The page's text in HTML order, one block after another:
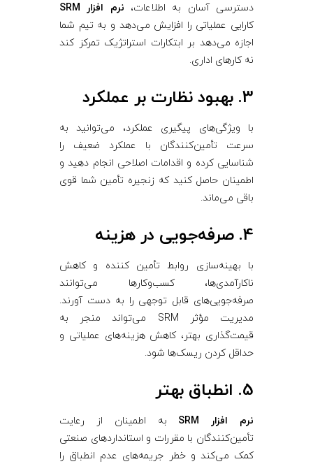
دسترسی آسان به اطلاعات، نرم‌ افزار SRM
کارایی عملیاتی را افزایش می‌دهد و به تیم شما
اجازه می‌دهد بر ابتکارات استراتژیک تمرکز کند
نه کارهای اداری.
3. بهبود نظارت بر عملکرد
با ویژگی‌های پیگیری عملکرد، می‌توانید به
سرعت تأمین‌کنندگان با عملکرد ضعیف را
شناسایی کرده و اقدامات اصلاحی انجام دهید و
اطمینان حاصل کنید که زنجیره تأمین شما قوی
باقی می‌ماند.
4. صرفه‌جویی در هزینه
با بهینه‌سازی روابط تأمین ‌کننده و کاهش
ناکارآمدی‌ها، کسب‌وکارها می‌توانند
صرفه‌جویی‌های قابل توجهی را به دست آورند.
مدیریت مؤثر SRM می‌تواند منجر به
قیمت‌گذاری بهتر، کاهش هزینه‌های عملیاتی و
حداقل کردن ریسک‌ها شود.
5. انطباق بهتر
نرم‌ افزار SRM
به اطمینان از رعایت
تأمین‌کنندگان با مقررات و استانداردهای صنعتی
کمک می‌کند و خطر جریمه‌های عدم انطباق را